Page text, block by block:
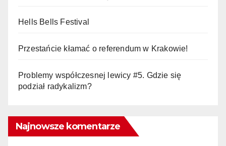
Hells Bells Festival
Przestańcie kłamać o referendum w Krakowie!
Problemy współczesnej lewicy #5. Gdzie się
podział radykalizm?
Najnowsze komentarze